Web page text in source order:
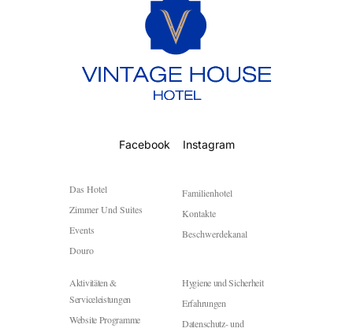
Facebook Instagram
Das Hotel
Zimmer Und Suites
Events
Douro
Familienhotel
Kontakte
Beschwerdekanal
Aktivitäten &
Serviceleistungen
Website Programme
Hygiene und Sicherheit
Erfahrungen
Datenschutz- und